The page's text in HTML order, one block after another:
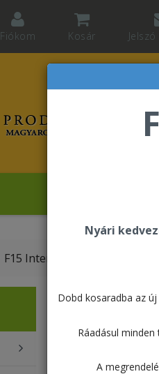
Nyári
Dobd kosaradba az új
Ráadásul minden
A
Fiókom Kosár
Revelat Jean
F15 Intermediate